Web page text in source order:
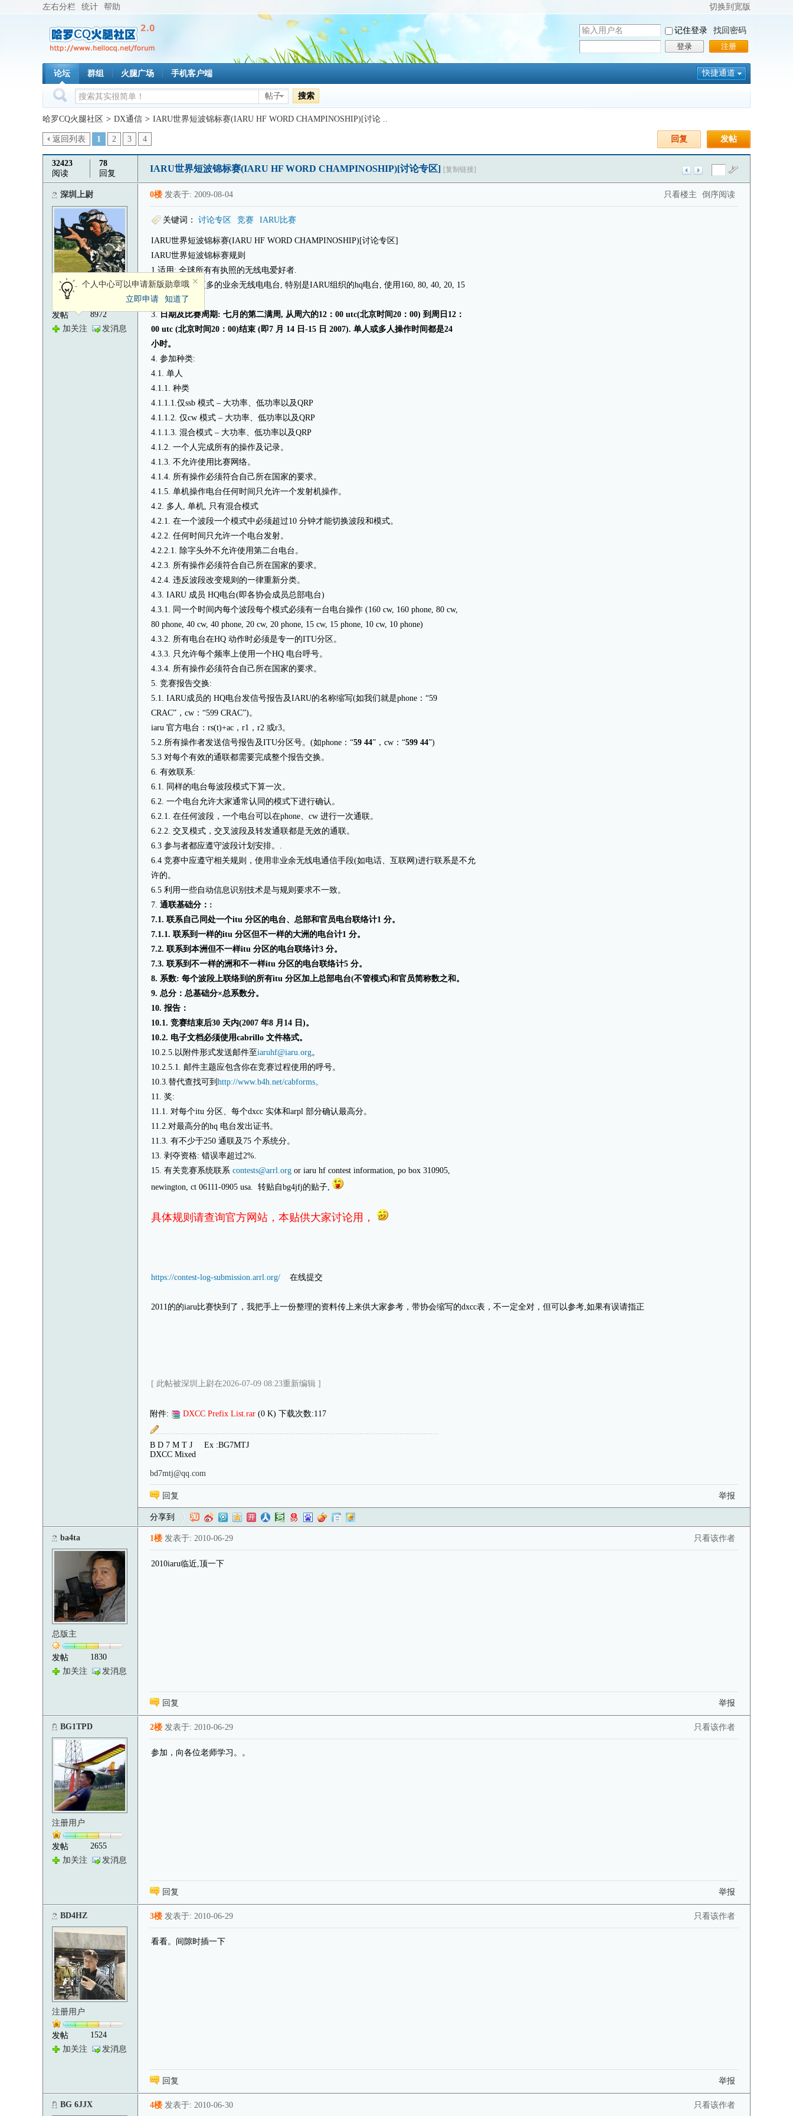
切换到宽版
左右分栏 统计 帮助
用
户
名
码
记住登录
登录
找回密码
注册
快捷通道
论坛 群组 火腿广场 手机客户端
帖子 搜索
哈罗CQ火腿社区 > DX通信 > IARU世界短波锦标赛(IARU HF WORD CHAMPINOSHIP)[讨论 ..
发帖
回复
返回列表 1 2 3 4
32423
阅读
78
回复
IARU世界短波锦标赛(IARU HF WORD CHAMPINOSHIP)[讨论专区] [复制链接]
深圳上尉
注册用户
个人中心可以申请新版勋章哦
立即申请
知道了
发帖
8972
加关注
发消息
只看楼主 倒序阅读
0楼 发表于: 2009-08-04
关键词： 讨论专区 竞赛 IARU比赛
IARU世界短波锦标赛(IARU HF WORD CHAMPINOSHIP)[讨论专区]
IARU世界短波锦标赛规则
1.适用: 全球所有有执照的无线电爱好者.
2. 目标: 联系更多的业余无线电电台, 特别是IARU组织的hq电台, 使用160, 80, 40, 20, 15
and 10 米波段.
3.日期及比赛周期: 七月的第二满周, 从周六的12：00 utc(北京时间20：00) 到周日12：
00 utc (北京时间20：00)结束 (即7 月 14 日-15 日 2007). 单人或多人操作时间都是24
小时。
4. 参加种类:
4.1. 单人
4.1.1. 种类
4.1.1.1.仅ssb 模式 – 大功率、低功率以及QRP
4.1.1.2. 仅cw 模式 – 大功率、低功率以及QRP
4.1.1.3. 混合模式 – 大功率、低功率以及QRP
4.1.2. 一个人完成所有的操作及记录。
4.1.3. 不允许使用比赛网络。
4.1.4. 所有操作必须符合自己所在国家的要求。
4.1.5. 单机操作电台任何时间只允许一个发射机操作。
4.2. 多人, 单机, 只有混合模式
4.2.1. 在一个波段一个模式中必须超过10 分钟才能切换波段和模式。
4.2.2. 任何时间只允许一个电台发射。
4.2.2.1. 除字头外不允许使用第二台电台。
4.2.3. 所有操作必须符合自己所在国家的要求。
4.2.4. 违反波段改变规则的一律重新分类。
4.3. IARU 成员 HQ电台(即各协会成员总部电台)
4.3.1. 同一个时间内每个波段每个模式必须有一台电台操作 (160 cw, 160 phone, 80 cw,
80 phone, 40 cw, 40 phone, 20 cw, 20 phone, 15 cw, 15 phone, 10 cw, 10 phone)
4.3.2. 所有电台在HQ 动作时必须是专一的ITU分区。
4.3.3. 只允许每个频率上使用一个HQ 电台呼号。
4.3.4. 所有操作必须符合自己所在国家的要求。
5. 竞赛报告交换:
5.1. IARU成员的 HQ电台发信号报告及IARU的名称缩写(如我们就是phone：“59
CRAC”，cw：“599 CRAC”)。
iaru 官方电台：rs(t)+ac，r1，r2 或r3。
5.2.所有操作者发送信号报告及ITU分区号。(如phone：“59 44”，cw：“599 44”)
5.3 对每个有效的通联都需要完成整个报告交换。
6. 有效联系:
6.1. 同样的电台每波段模式下算一次。
6.2. 一个电台允许大家通常认同的模式下进行确认。
6.2.1. 在任何波段，一个电台可以在phone、cw 进行一次通联。
6.2.2. 交叉模式，交叉波段及转发通联都是无效的通联。
6.3 参与者都应遵守波段计划安排。.
6.4 竞赛中应遵守相关规则，使用非业余无线电通信手段(如电话、互联网)进行联系是不允
许的。
6.5 利用一些自动信息识别技术是与规则要求不一致。
7. 通联基础分：:
7.1. 联系自己同处一个itu 分区的电台、总部和官员电台联络计1 分。
7.1.1. 联系到一样的itu 分区但不一样的大洲的电台计1 分。
7.2. 联系到本洲但不一样itu 分区的电台联络计3 分。
7.3. 联系到不一样的洲和不一样itu 分区的电台联络计5 分。
8. 系数: 每个波段上联络到的所有itu 分区加上总部电台(不管模式)和官员简称数之和。
9. 总分：总基础分×总系数分。
10. 报告：
10.1. 竞赛结束后30 天内(2007 年8 月14 日)。
10.2. 电子文档必须使用cabrillo 文件格式。
10.2.5.以附件形式发送邮件至iaruhf@iaru.org。
10.2.5.1. 邮件主题应包含你在竞赛过程使用的呼号。
10.3.替代查找可到 http://www.b4h.net/cabforms。
11. 奖:
11.1. 对每个itu 分区、每个dxcc 实体和arpl 部分确认最高分。
11.2.对最高分的hq 电台发出证书。
11.3. 有不少于250 通联及75 个系统分。
13. 剥夺资格: 错误率超过2%.
15. 有关竞赛系统联系 contests@arrl.org or iaru hf contest information, po box 310905,
newington, ct 06111-0905 usa. 转贴自bg4jfj的贴子,
具体规则请查询官方网站，本贴供大家讨论用，
https://contest-log-submission.arrl.org/ 在线提交
2011的的iaru比赛快到了，我把手上一份整理的资料传上来供大家参考，带协会缩写的dxcc表，不一定全对，但可以参考,如果有误请指正
[ 此帖被深圳上尉在2026-07-09 08:23重新编辑 ]
附件: DXCC Prefix List.rar (0 K) 下载次数:117
B D 7 M T J Ex :BG7MTJ
DXCC Mixed
bd7mtj@qq.com
回复 举报
分享到
ba4ta
总版主
发帖
1830
加关注
发消息
只看该作者
1楼 发表于: 2010-06-29
2010iaru临近,顶一下
回复 举报
BG1TPD
注册用户
发帖
2655
加关注
发消息
只看该作者
2楼 发表于: 2010-06-29
参加，向各位老师学习。。
回复 举报
BD4HZ
注册用户
发帖
1524
加关注
发消息
只看该作者
3楼 发表于: 2010-06-29
看看。间隙时插一下
回复 举报
BG 6JJX 只看该作者
4楼 发表于: 2010-06-30